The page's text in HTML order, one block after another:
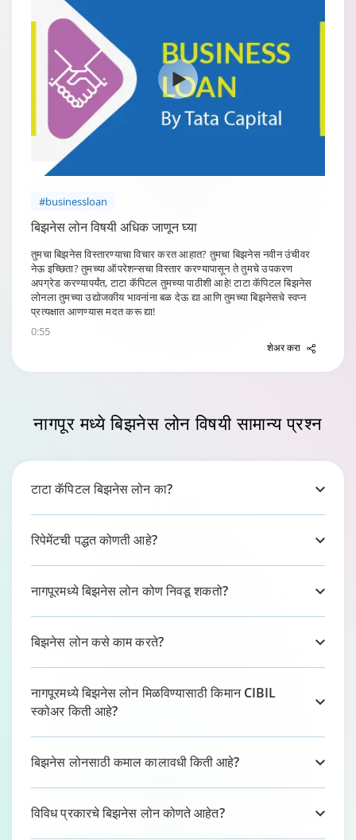
#businessloan
बिझनेस लोन विषयी अधिक जाणून घ्या
तुमचा बिझनेस विस्तारण्याचा विचार करत आहात? तुमचा बिझनेस नवीन उंचीवर
नेऊ इच्छिता? तुमच्या ऑपरेशन्सचा विस्तार करण्यापासून ते तुमचे उपकरण
अपग्रेड करण्यापर्यंत, टाटा कॅपिटल तुमच्या पाठीशी आहे! टाटा कॅपिटल बिझनेस
लोनला तुमच्या उद्योजकीय भावनांना बळ देऊ द्या आणि तुमच्या बिझनेसचे स्वप्न
प्रत्यक्षात आणण्यास मदत करू द्या!
0:55
शेअर करा
नागपूर मध्ये बिझनेस लोन विषयी सामान्य प्रश्न
टाटा कॅपिटल बिझनेस लोन का?
रिपेमेंटची पद्धत कोणती आहे?
नागपूरमध्ये बिझनेस लोन कोण निवडू शकतो?
बिझनेस लोन कसे काम करते?
नागपूरमध्ये बिझनेस लोन मिळविण्यासाठी किमान CIBIL
स्कोअर किती आहे?
बिझनेस लोनसाठी कमाल कालावधी किती आहे?
विविध प्रकारचे बिझनेस लोन कोणते आहेत?